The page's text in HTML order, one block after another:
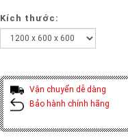
Kích thước:
Vận chuyển dễ dàng
Bảo hành chính hãng